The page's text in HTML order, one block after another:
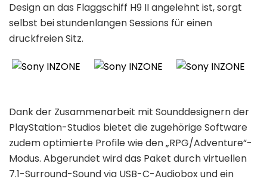
Design an das Flaggschiff H9 II angelehnt ist, sorgt
selbst bei stundenlangen Sessions für einen
druckfreien Sitz.
Dank der Zusammenarbeit mit Sounddesignern der
PlayStation-Studios bietet die zugehörige Software
zudem optimierte Profile wie den „RPG/Adventure“-
Modus. Abgerundet wird das Paket durch virtuellen
7.1-Surround-Sound via USB-C-Audiobox und ein